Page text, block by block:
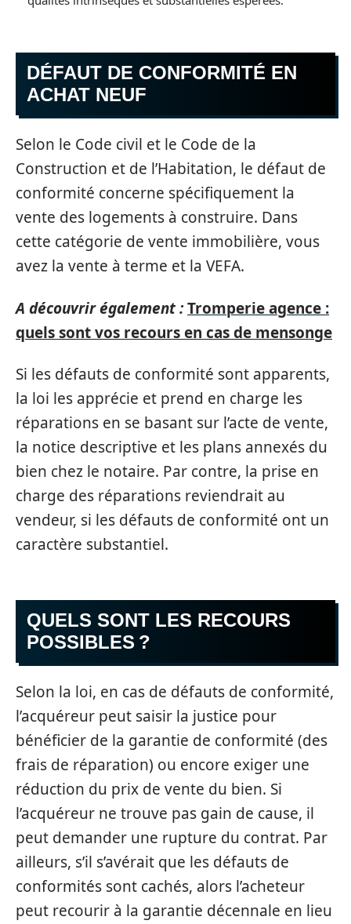
DÉFAUT DE CONFORMITÉ EN
ACHAT NEUF
Selon le Code civil et le Code de la
Construction et de l’Habitation, le défaut de
conformité concerne spécifiquement la
vente des logements à construire. Dans
cette catégorie de vente immobilière, vous
avez la vente à terme et la VEFA.
A découvrir également :Tromperie agence :
quels sont vos recours en cas de mensonge
Si les défauts de conformité sont apparents,
la loi les apprécie et prend en charge les
réparations en se basant sur l’acte de vente,
la notice descriptive et les plans annexés du
bien chez le notaire. Par contre, la prise en
charge des réparations reviendrait au
vendeur, si les défauts de conformité ont un
caractère substantiel.
QUELS SONT LES RECOURS
POSSIBLES ?
Selon la loi, en cas de défauts de conformité,
l’acquéreur peut saisir la justice pour
bénéficier de la garantie de conformité (des
frais de réparation) ou encore exiger une
réduction du prix de vente du bien. Si
l’acquéreur ne trouve pas gain de cause, il
peut demander une rupture du contrat. Par
ailleurs, s’il s’avérait que les défauts de
conformités sont cachés, alors l’acheteur
peut recourir à la garantie décennale en lieu